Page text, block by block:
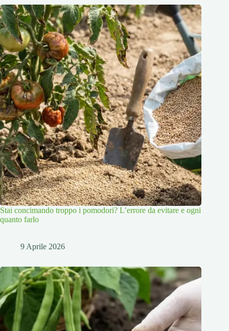
Stai concimando troppo i pomodori? L’errore da evitare e ogni
quanto farlo
9 Aprile 2026